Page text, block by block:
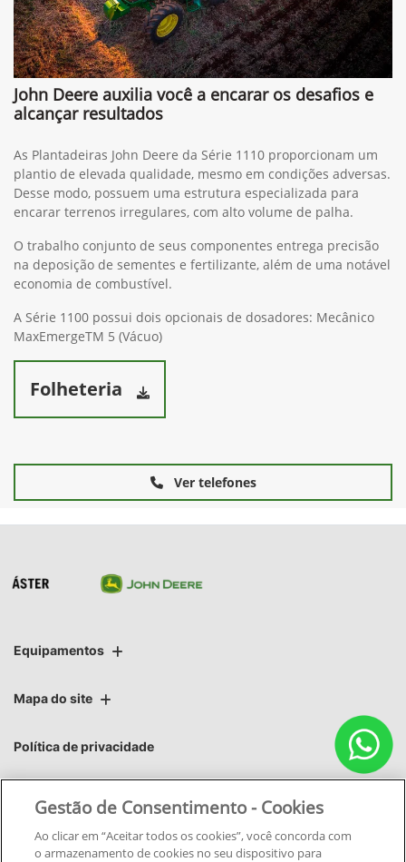
John Deere auxilia você a encarar os desafios e
alcançar resultados
As Plantadeiras John Deere da Série 1110 proporcionam um
plantio de elevada qualidade, mesmo em condições adversas.
Desse modo, possuem uma estrutura especializada para
encarar terrenos irregulares, com alto volume de palha.
O trabalho conjunto de seus componentes entrega precisão
na deposição de sementes e fertilizante, além de uma notável
economia de combustível.
A Série 1100 possui dois opcionais de dosadores: Mecânico
MaxEmergeTM 5 (Vácuo)
Folheteria
Ver telefones
Equipamentos
Mapa do site
Política de privacidade
Áster | Áster Máquinas e Soluções Integradas Ltda.
CNPJ: 06.220.403/0002-03
Gestão de Consentimento - Cookies
Ao clicar em “Aceitar todos os cookies”, você concorda com
o armazenamento de cookies no seu dispositivo para